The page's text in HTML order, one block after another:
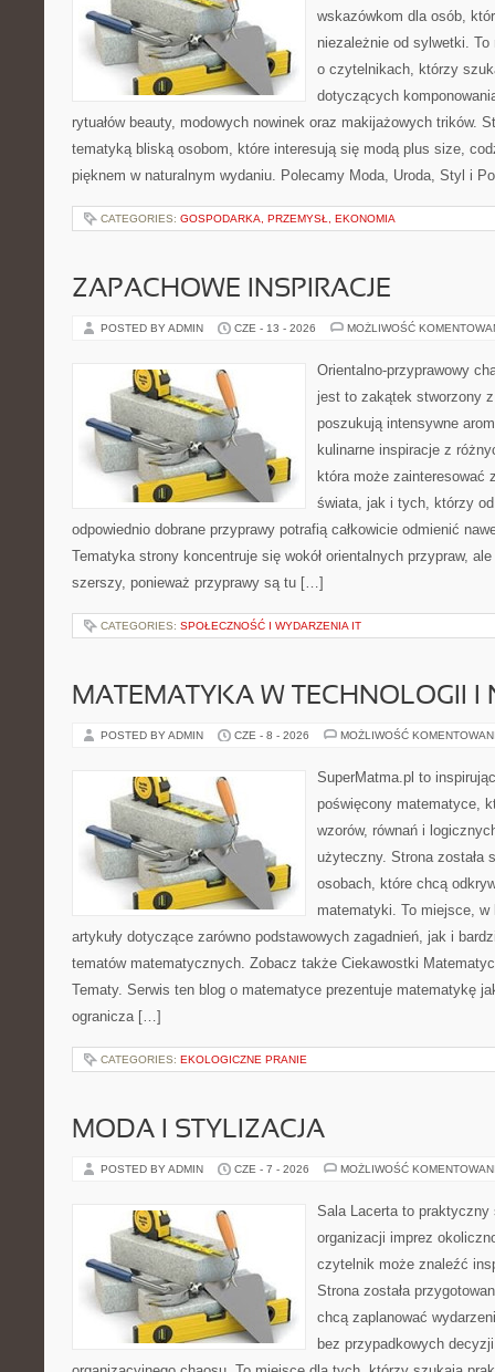
wskazówkom dla osób,
niezależnie od sylwetki.
o czytelnikach, którzy
dotyczących
rytuałów beauty, modowych nowinek oraz makijażowych trików.
tematyką bliską osobom, które interesują się modą plus size,
pięknem w naturalnym wydaniu. Polecamy Moda, Uroda, Styl i
CATEGORIES: GOSPODARKA, PRZEMYSŁ, EKONOMIA
ZAPACHOWE INSPIRACJE
POSTED BY ADMIN CZE - 13 - 2026 MOŻLIWOŚĆ
Orientalno-przyprawowy
jest to zakątek stworzony
poszukują intensywne
kulinarne inspiracje z
która może zainteresować
świata, jak i tych, którzy
odpowiednio dobrane przyprawy potrafią całkowicie odmienić
Tematyka strony koncentruje się wokół orientalnych przypraw,
szerszy, ponieważ przyprawy są tu […]
CATEGORIES: SPOŁECZNOŚĆ I WYDARZENIA IT
MATEMATYKA W TECHNOLOGII I
POSTED BY ADMIN CZE - 8 - 2026 MOŻLIWOŚĆ
SuperMatma.pl to
poświęcony matematyce,
wzorów, równań i
użyteczny. Strona została
osobach, które chcą
matematyki. To miejsce,
artykuły dotyczące zarówno podstawowych zagadnień, jak i
tematów matematycznych. Zobacz także Ciekawostki
Tematy. Serwis ten blog o matematyce prezentuje matematykę
ogranicza […]
CATEGORIES: EKOLOGICZNE PRANIE
MODA I STYLIZACJA
POSTED BY ADMIN CZE - 7 - 2026 MOŻLIWOŚĆ
Sala Lacerta to praktyczny
organizacji imprez
czytelnik może znaleźć
Strona została
chcą zaplanować
bez przypadkowych